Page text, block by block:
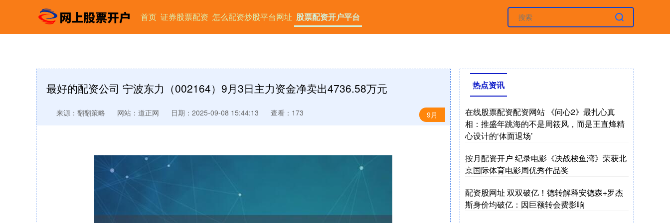
首页 证券股票配资 怎么配资炒股平台网址 股票配资开户平台
最好的配资公司 宁波东力（002164）9月3日主力资金净卖出4736.58万元
9月
来源：翻翻策略 网站：道正网 日期：2025-09-08 15:44:13 查看：173
热点资讯
在线股票配资配资网站 《问心2》最扎心真
相：推盛年跳海的不是周筱风，而是王直烽精
心设计的‘体面退场’
按月配资开户 纪录电影《决战梭鱼湾》荣获北
京国际体育电影周优秀作品奖
配资股网址 双双破亿！德转解释安德森+罗杰
斯身价均破亿：因巨额转会费影响